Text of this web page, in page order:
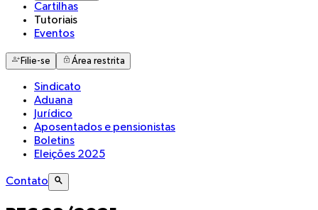
Cartilhas
Tutoriais
Eventos
Filie-se Área restrita
Sindicato
Aduana
Jurídico
Aposentados e pensionistas
Boletins
Eleições 2025
Contato